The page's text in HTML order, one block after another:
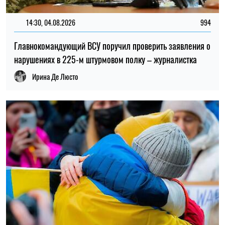
14:30, 04.08.2026 994
Главнокомандующий ВСУ поручил проверить заявления о
нарушениях в 225-м штурмовом полку – журналистка
Ирина Де Люсто